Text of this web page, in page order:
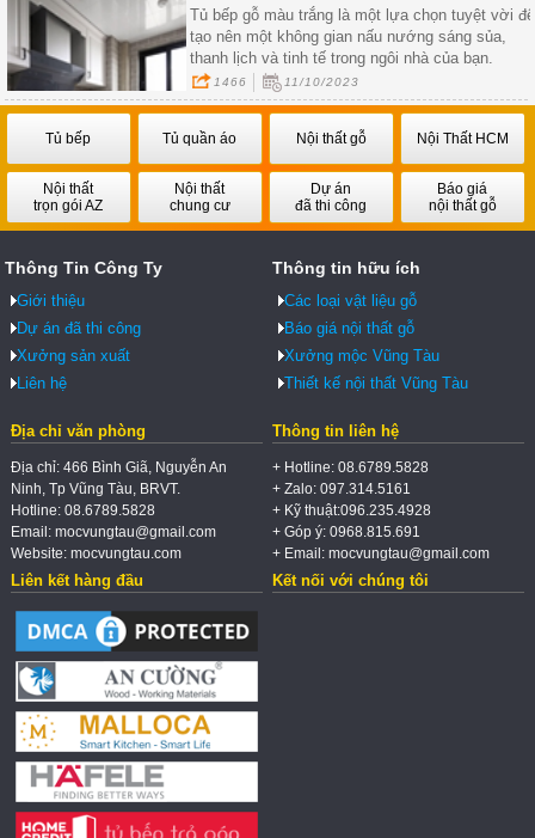
Tủ bếp gỗ màu trắng là một lựa chọn tuyệt vời để
tạo nên một không gian nấu nướng sáng sủa,
thanh lịch và tinh tế trong ngôi nhà của bạn.
1466 11/10/2023
Tủ bếp Tủ quần áo Nội thất gỗ Nội Thất HCM
Nội thất
trọn gói AZ
Nội thất
chung cư
Dự án
đã thi công
Báo giá
nội thất gỗ
Thông Tin Công Ty
Giới thiệu
Dự án đã thi công
Xưởng sản xuất
Liên hệ
Thông tin hữu ích
Các loại vật liệu gỗ
Báo giá nội thất gỗ
Xưởng mộc Vũng Tàu
Thiết kế nội thất Vũng Tàu
Địa chỉ văn phòng
Địa chỉ: 466 Bình Giã, Nguyễn An
Ninh, Tp Vũng Tàu, BRVT.
Hotline: 08.6789.5828
Email: mocvungtau@gmail.com
Website: mocvungtau.com
Thông tin liên hệ
+ Hotline: 08.6789.5828
+ Zalo: 097.314.5161
+ Kỹ thuật:096.235.4928
+ Góp ý: 0968.815.691
+ Email: mocvungtau@gmail.com
Liên kết hàng đầu Kết nối với chúng tôi